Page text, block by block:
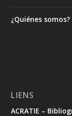
¿Quiénes somos?
LIENS
ACRATIE –